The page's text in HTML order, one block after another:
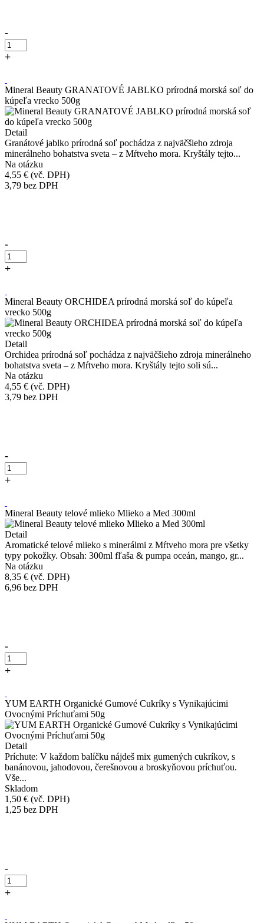
-
+
Mineral Beauty GRANATOVÉ JABLKO prírodná morská soľ do
kúpeľa vrecko 500g
Detail
Granátové jablko prírodná soľ pochádza z najväčšieho zdroja
minerálneho bohatstva sveta – z Mŕtveho mora. Kryštály tejto...
Na otázku
4,55 € (vč. DPH)
3,79 bez DPH
-
+
Mineral Beauty ORCHIDEA prírodná morská soľ do kúpeľa
vrecko 500g
Detail
Orchidea prírodná soľ pochádza z najväčšieho zdroja minerálneho
bohatstva sveta – z Mŕtveho mora. Kryštály tejto soli sú...
Na otázku
4,55 € (vč. DPH)
3,79 bez DPH
-
+
Mineral Beauty telové mlieko Mlieko a Med 300ml
Detail
Aromatické telové mlieko s minerálmi z Mŕtveho mora pre všetky
typy pokožky. Obsah: 300ml fľaša & pumpa oceán, mango, gr...
Na otázku
8,35 € (vč. DPH)
6,96 bez DPH
-
+
YUM EARTH Organické Gumové Cukríky s Vynikajúcimi
Ovocnými Príchuťami 50g
Detail
Príchute: V každom balíčku nájdeš mix gumených cukríkov, s
banánovou, jahodovou, čerešnovou a broskyňovou príchuťou.
Vše...
Skladom
1,50 € (vč. DPH)
1,25 bez DPH
-
+